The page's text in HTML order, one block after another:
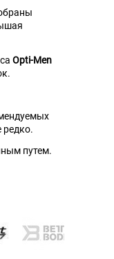
Opti-Men
редко.
путем.